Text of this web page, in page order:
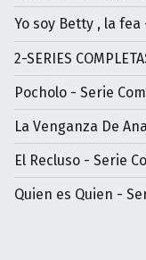
Yo soy Betty , la
2-SERIES
Pocholo - Serie
La Venganza De
El Recluso - Serie
Quien es Quien -